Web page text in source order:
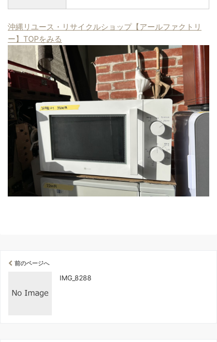
沖縄リユース・リサイクルショップ【アールファクトリ
ー】TOPをみる
前のページへ
IMG_8288